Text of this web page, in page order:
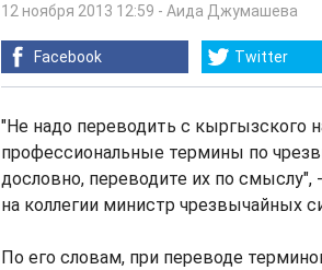
12 ноября 2013 12:59 - Аида Джумашева
Facebook Twitter
"Не надо переводить с кыргызского
профессиональные термины по
дословно, переводите их по смыслу",
на коллегии министр чрезвычайных
По его словам, при переводе